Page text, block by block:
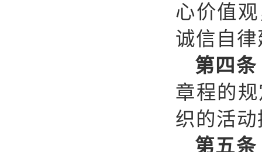
心价值
诚信自
第 四 条
章程的
织的活
第五条